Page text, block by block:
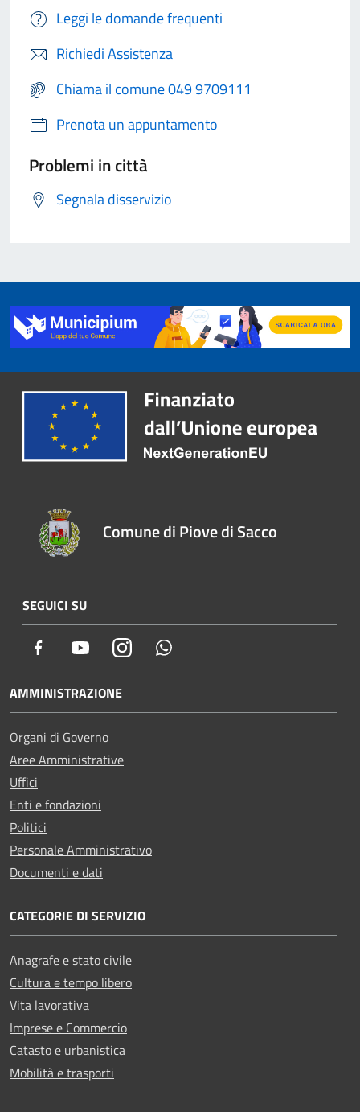
Leggi le domande frequenti
Richiedi Assistenza
Chiama il comune 049 9709111
Prenota un appuntamento
Problemi in città
Segnala disservizio
Comune di Piove di Sacco
SEGUICI SU
Facebook YoutubeInstagram
AMMINISTRAZIONE
Organi di Governo
Aree Amministrative
Uffici
Enti e fondazioni
Politici
Personale Amministrativo
Documenti e dati
CATEGORIE DI SERVIZIO
Anagrafe e stato civile
Cultura e tempo libero
Vita lavorativa
Imprese e Commercio
Catasto e urbanistica
Mobilità e trasporti